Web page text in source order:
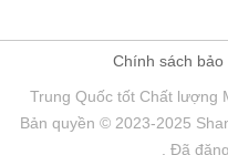
Chính sách bảo
Trung Quốc tốt Chất lượng
Bản quyền © 2023-2025
. Đã